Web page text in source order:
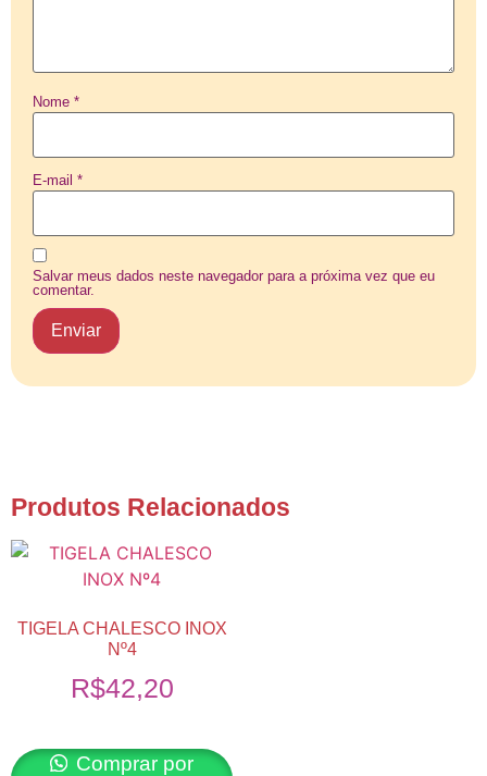
Nome *
E-mail *
Salvar meus dados neste navegador para a próxima vez que eu
comentar.
Produtos Relacionados
TIGELA CHALESCO INOX
Nº4
R$42,20
Comprar por